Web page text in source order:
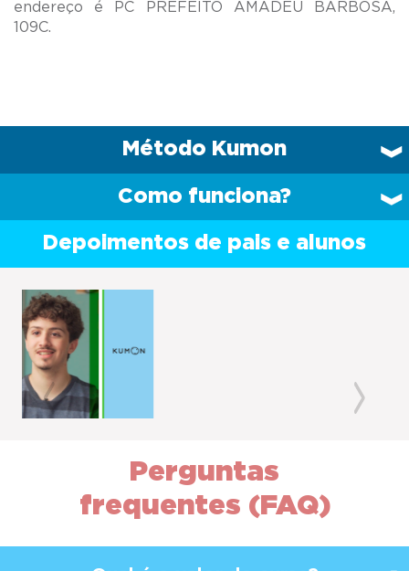
endereço é PC PREFEITO AMADEU BARBOSA,
Método Kumon
Como funciona?
Depoimentos de pais e alunos
Previous
Perguntas
frequentes (FAQ)